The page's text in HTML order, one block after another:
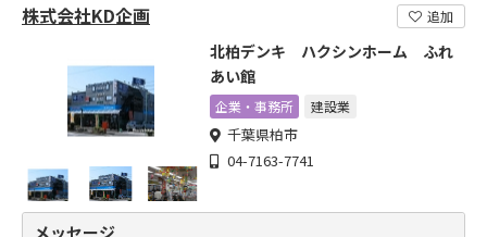
株式会社KD企画 追加
北柏デンキ ハクシンホーム ふれ
あい館
企業・事務所 建設業
千葉県柏市
04-7163-7741
メッセージ